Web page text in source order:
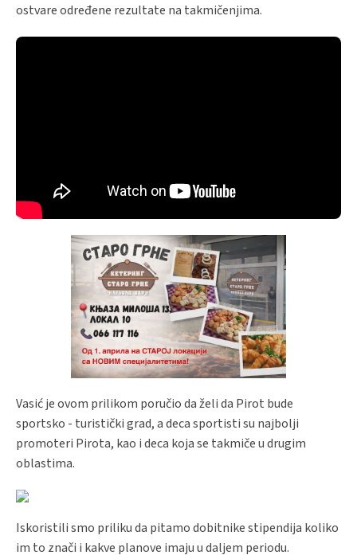
ostvare određene rezultate na takmičenjima.
Vasić je ovom prilikom poručio da želi da Pirot bude
sportsko - turistički grad, a deca sportisti su najbolji
promoteri Pirota, kao i deca koja se takmiče u drugim
oblastima.
Iskoristili smo priliku da pitamo dobitnike stipendija koliko
im to znači i kakve planove imaju u daljem periodu.